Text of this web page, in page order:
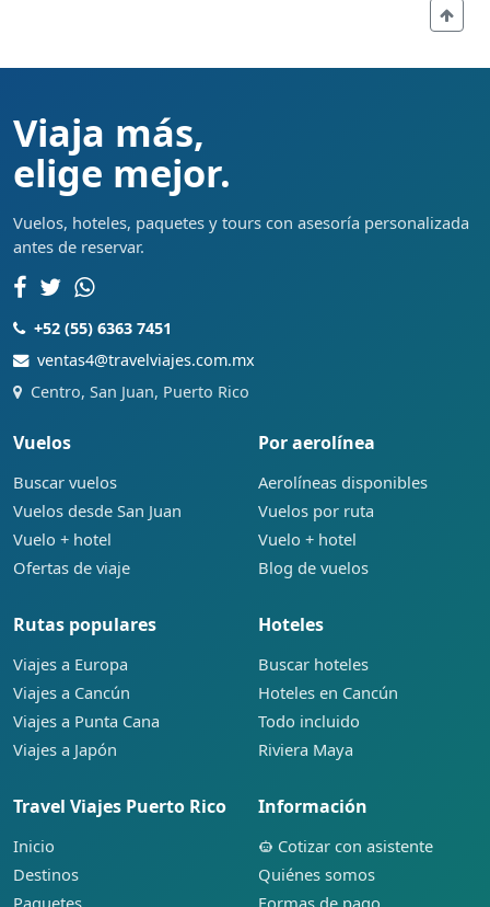
Viaja más,
elige mejor.
Vuelos, hoteles, paquetes y tours con asesoría personalizada
antes de reservar.
+52 (55) 6363 7451
ventas4@travelviajes.com.mx
Centro, San Juan, Puerto Rico
Vuelos
Buscar vuelos
Vuelos desde San Juan
Vuelo + hotel
Ofertas de viaje
Por aerolínea
Aerolíneas disponibles
Vuelos por ruta
Vuelo + hotel
Blog de vuelos
Rutas populares
Viajes a Europa
Viajes a Cancún
Viajes a Punta Cana
Viajes a Japón
Hoteles
Buscar hoteles
Hoteles en Cancún
Todo incluido
Riviera Maya
Travel Viajes Puerto Rico
Inicio
Destinos
Información
Cotizar con asistente
Quiénes somos